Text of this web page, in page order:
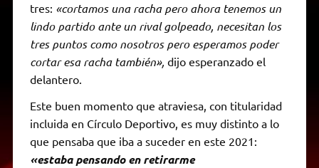
tres: «cortamos una racha pero ahora tenemos un
lindo partido ante un rival golpeado, necesitan los
tres puntos como nosotros pero esperamos poder
cortar esa racha también», dijo esperanzado el
delantero.
Este buen momento que atraviesa, con titularidad
incluida en Círculo Deportivo, es muy distinto a lo
que pensaba que iba a suceder en este 2021:
«estaba pensando en retirarme